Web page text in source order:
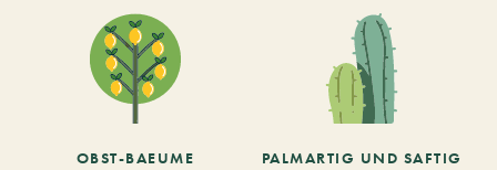
OBST-BAEUME PALMARTIG UND SAFTIG